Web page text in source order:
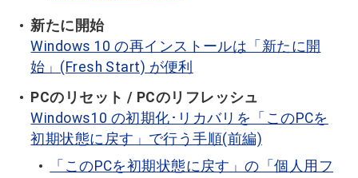
新たに開始
Windows 10 の再インストールは「新たに開
始」(Fresh Start) が便利
PCのリセット / PCのリフレッシュ
Windows10 の初期化･リカバリを「このPCを
初期状態に戻す」で行う手順(前編)
「このPCを初期状態に戻す」の「個人用フ